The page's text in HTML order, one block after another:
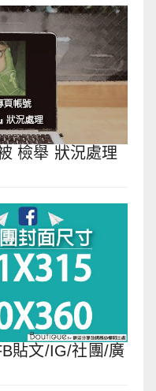
檢舉 狀況處理
貼文/IG/社團/廣